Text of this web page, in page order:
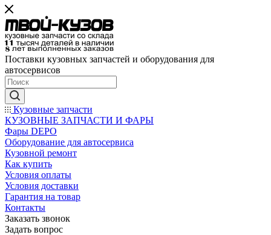
Поставки кузовных запчастей и оборудования для
автосервисов
Кузовные запчасти
КУЗОВНЫЕ ЗАПЧАСТИ И ФАРЫ
Фары DEPO
Оборудование для автосервиса
Кузовной ремонт
Как купить
Условия оплаты
Условия доставки
Гарантия на товар
Контакты
Заказать звонок
Задать вопрос